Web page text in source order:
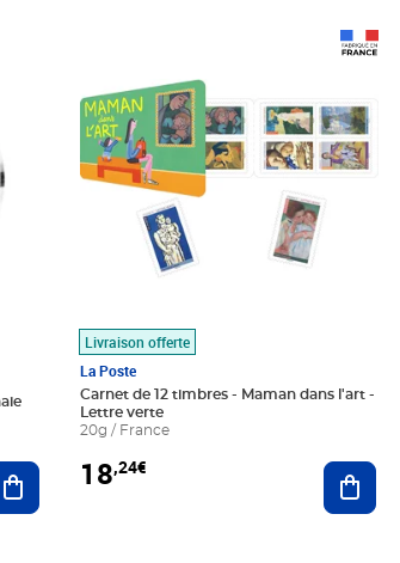
Ajouter au panier
Livraison offerte
La Poste
Carnet de 12 timbres - Maman dans l'art -
Lettre verte
20g / France
18,24€